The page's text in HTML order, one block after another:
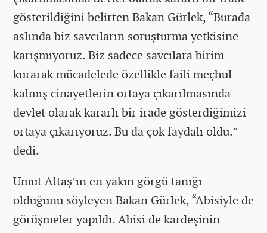
gösterildiğini belirten Bakan Gürlek, “Burada
aslında biz savcıların soruşturma yetkisine
karışmıyoruz. Biz sadece savcılara birim
kurarak mücadelede özellikle faili meçhul
kalmış cinayetlerin ortaya çıkarılmasında
devlet olarak kararlı bir irade gösterdiğimizi
ortaya çıkarıyoruz. Bu da çok faydalı oldu.”
dedi.
Umut Altaş’ın en yakın görgü tanığı
olduğunu söyleyen Bakan Gürlek, “Abisiyle de
görüşmeler yapıldı. Abisi de kardeşinin